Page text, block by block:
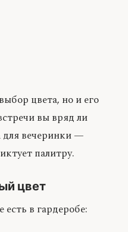
цвета, но и его
вы вряд ли
для вечеринки —
палитру.
цвет
в гардеробе: